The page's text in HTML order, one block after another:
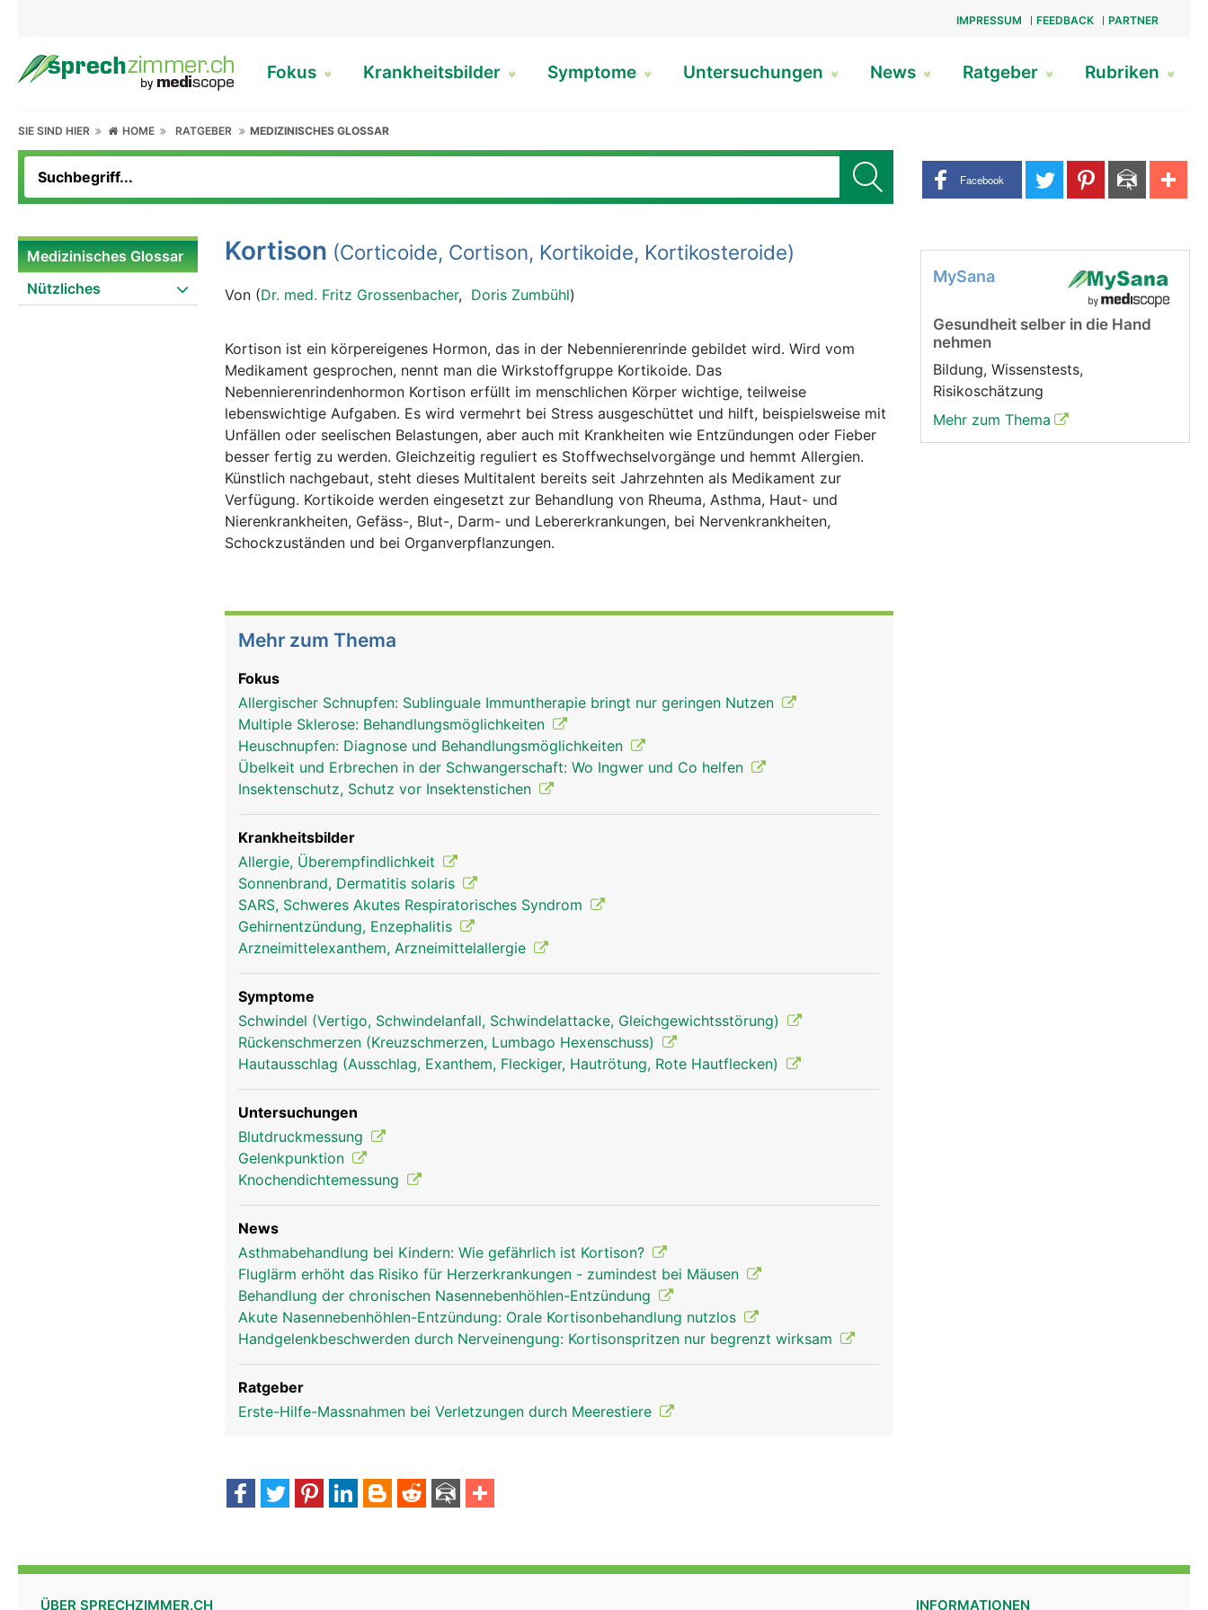
IMPRESSUM FEEDBACK PARTNER
Fokus Krankheitsbilder Symptome Untersuchungen News Ratgeber Rubriken
SIE SIND HIER HOME RATGEBER MEDIZINISCHES GLOSSAR
Share buttons
Facebook
Medizinisches Glossar
Nützliches
Kortison (Corticoide, Cortison, Kortikoide, Kortikosteroide)
Von (Dr. med. Fritz Grossenbacher, Doris Zumbühl)
Kortison ist ein körpereigenes Hormon, das in der Nebennierenrinde gebildet wird. Wird vom
Medikament gesprochen, nennt man die Wirkstoffgruppe Kortikoide. Das
Nebennierenrindenhormon Kortison erfüllt im menschlichen Körper wichtige, teilweise
lebenswichtige Aufgaben. Es wird vermehrt bei Stress ausgeschüttet und hilft, beispielsweise mit
Unfällen oder seelischen Belastungen, aber auch mit Krankheiten wie Entzündungen oder Fieber
besser fertig zu werden. Gleichzeitig reguliert es Stoffwechselvorgänge und hemmt Allergien.
Künstlich nachgebaut, steht dieses Multitalent bereits seit Jahrzehnten als Medikament zur
Verfügung. Kortikoide werden eingesetzt zur Behandlung von Rheuma, Asthma, Haut- und
Nierenkrankheiten, Gefäss-, Blut-, Darm- und Lebererkrankungen, bei Nervenkrankheiten,
Schockzuständen und bei Organverpflanzungen.
Mehr zum Thema
Fokus
Allergischer Schnupfen: Sublinguale Immuntherapie bringt nur geringen Nutzen
Multiple Sklerose: Behandlungsmöglichkeiten
Heuschnupfen: Diagnose und Behandlungsmöglichkeiten
Übelkeit und Erbrechen in der Schwangerschaft: Wo Ingwer und Co helfen
Insektenschutz, Schutz vor Insektenstichen
Krankheitsbilder
Allergie, Überempfindlichkeit
Sonnenbrand, Dermatitis solaris
SARS, Schweres Akutes Respiratorisches Syndrom
Gehirnentzündung, Enzephalitis
Arzneimittelexanthem, Arzneimittelallergie
Symptome
Schwindel (Vertigo, Schwindelanfall, Schwindelattacke, Gleichgewichtsstörung)
Rückenschmerzen (Kreuzschmerzen, Lumbago Hexenschuss)
Hautausschlag (Ausschlag, Exanthem, Fleckiger, Hautrötung, Rote Hautflecken)
Untersuchungen
Blutdruckmessung
Gelenkpunktion
Knochendichtemessung
News
Asthmabehandlung bei Kindern: Wie gefährlich ist Kortison?
Fluglärm erhöht das Risiko für Herzerkrankungen - zumindest bei Mäusen
Behandlung der chronischen Nasennebenhöhlen-Entzündung
Akute Nasennebenhöhlen-Entzündung: Orale Kortisonbehandlung nutzlos
Handgelenkbeschwerden durch Nerveinengung: Kortisonspritzen nur begrenzt wirksam
Ratgeber
Erste-Hilfe-Massnahmen bei Verletzungen durch Meerestiere
MySana
Gesundheit selber in die Hand
nehmen
Bildung, Wissenstests,
Risikoschätzung
Mehr zum Thema
ÜBER SPRECHZIMMER.CH INFORMATIONEN